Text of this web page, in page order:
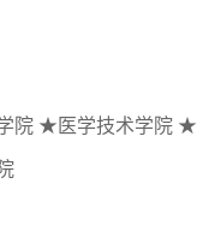
院 ★医学技术学院 ★